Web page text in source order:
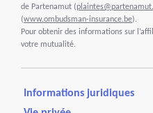
de Partenamut (
(www.ombudsman-insurance.be).
Pour obtenir des informations sur
votre mutualité.
Informations juridiques